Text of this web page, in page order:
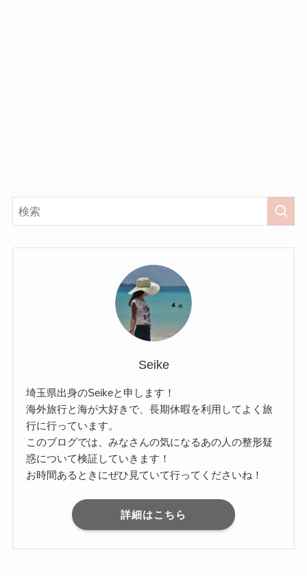
Seike
埼玉県出身のSeikeと申します！
海外旅行と海が大好きで、長期休暇を利用してよく旅
行に行っています。
このブログでは、みなさんの気になるあの人の整形疑
惑について検証していきます！
お時間あるときにぜひ見ていて行ってくださいね！
詳細はこちら